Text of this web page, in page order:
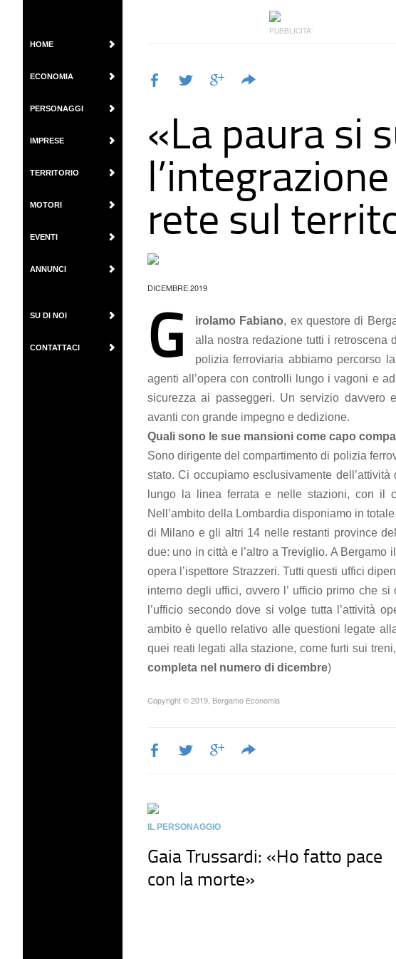
HOME
ECONOMIA
PERSONAGGI
IMPRESE
TERRITORIO
MOTORI
EVENTI
ANNUNCI
SU DI NOI
CONTATTACI
PUBBLICITA'
«La paura si
rete sul
DICEMBRE 2019
G irolamo Fabiano, ex questore di
alla nostra redazione tutti i retroscena
polizia ferroviaria abbiamo percorso
agenti all’opera con controlli lungo i vagoni e
sicurezza ai passeggeri. Un servizio davvero
avanti con grande impegno e dedizione.
Quali sono le sue mansioni come capo
Sono dirigente del compartimento di polizia
stato. Ci occupiamo esclusivamente
lungo la linea ferrata e nelle stazioni, con il
Nell’ambito della Lombardia disponiamo in
di Milano e gli altri 14 nelle restanti province
due: uno in città e l’altro a Treviglio. A Bergamo
opera l’ispettore Strazzeri. Tutti questi uffici
interno degli uffici, ovvero l’ ufficio primo che
l’ufficio secondo dove si volge tutta l’attività
ambito è quello relativo alle questioni legate
quei reati legati alla stazione, come furti sui
completa nel numero di dicembre)
Copyright © 2019, Bergamo Economia
IL PERSONAGGIO
Gaia Trussardi: «Ho fatto pace
con la morte»